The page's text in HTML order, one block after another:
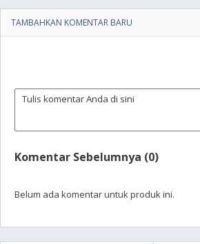
TAMBAHKAN KOMENTAR BARU
Komentar Sebelumnya (0)
Belum ada komentar untuk produk ini.